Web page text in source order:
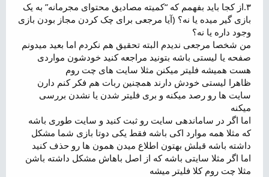
۳.از کجا باید بفهمم که “کمیته مصادیق محتوای مجرمانه” به یک
بازی گیر میده یا نه؟ (آیا مرجعی برای چک کردن مجاز بودن بازی
وجود داره یا نه؟
من شخصا مرجعی ندیدم البته تحقیق هم نکردم اما بعید میدونم
صفحه یا لیستی باشه بتونید مراجعه کنید خودشون مواردی
هست همیشه فلیتر میکنن مثلا سایت های چت روم
ظاهرا لیستی خودش دارند همچنین ربات هم فکر کنم دارن
سایت ها رو رصد میکنه و بری فلیتر شدن یا نشدن بررسی
میکنه
اما اگر در ساماندهی سایت رو ثبت کنید و سایت طوری باشه
که مثلا همه موارد اکی باشه فقط یکی دوتا بازی شما مشکل
داشته باشه قبلش بهتون اطلاع میدن همون ها رو حذف کنید
اما اگر مثلا سایتی باشه که از اصل باهاش مشکل داشته باشن
مثلا چت روم کلا فلیتر میشه